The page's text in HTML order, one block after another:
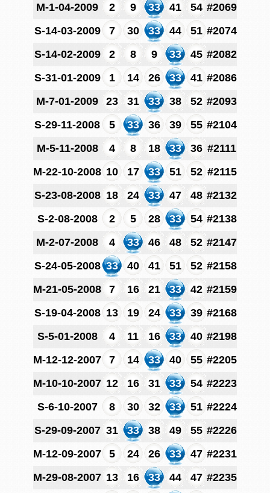
M-1-04-2009
2 9 33 41 54 #2069
S-14-03-2009
7 30 33 44 51 #2074
S-14-02-2009
2 8 9 33 45 #2082
S-31-01-2009
1 14 26 33 41 #2086
M-7-01-2009
23 31 33 38 52 #2093
S-29-11-2008
5 33 36 39 55 #2104
M-5-11-2008
4 8 18 33 36 #2111
M-22-10-2008 10 17 33 51 52 #2115
S-23-08-2008 18 24 33 47 48 #2132
S-2-08-2008
2 5 28 33 54 #2138
M-2-07-2008
4 33 46 48 52 #2147
S-24-05-2008 33 40 41 51 52 #2158
M-21-05-2008
7 16 21 33 42 #2159
S-19-04-2008 13 19 24 33 39 #2168
S-5-01-2008
4 11 16 33 40 #2198
M-12-12-2007
7 14 33 40 55 #2205
M-10-10-2007 12 16 31 33 54 #2223
S-6-10-2007
8 30 32 33 51 #2224
S-29-09-2007 31 33 38 49 55 #2226
M-12-09-2007
5 24 26 33 47 #2231
M-29-08-2007 13 16 33 44 47 #2235